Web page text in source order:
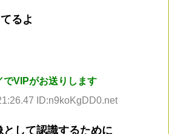
るよ
でVIPがお送りします
ID:n9koKgDD0.net
して認識するために